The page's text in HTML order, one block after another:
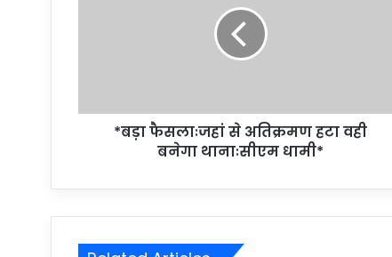
*बड़ा फैसलाःजहां से अतिक्रमण हटा वही
बनेगा थानाःसीएम धामी*